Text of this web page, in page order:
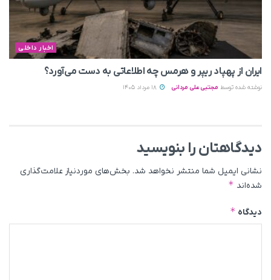
اخبار داخلی
ایران از پهپاد ریپر و هرمس چه اطلاعاتی به دست می‌آورد؟
نوشته شده توسط مجتبی علی مردانی
دیدگاهتان را بنویسید
نشانی ایمیل شما منتشر نخواهد شد. بخش‌های موردنیاز علامت‌گذاری
شده‌اند *
دیدگاه *